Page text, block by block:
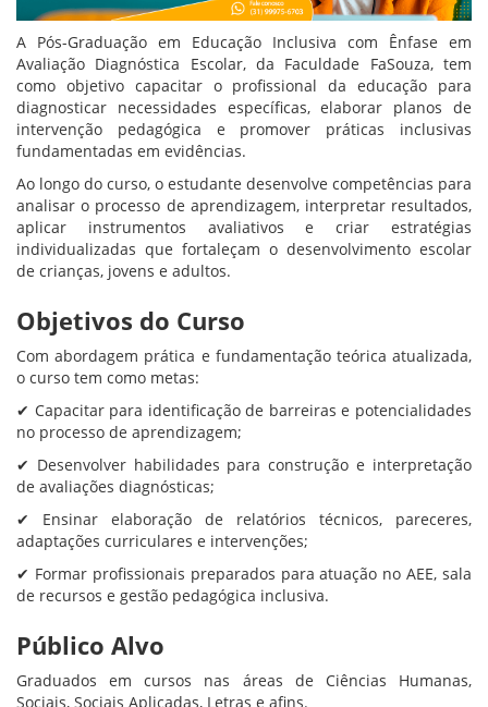
A Pós-Graduação em Educação Inclusiva com Ênfase em
Avaliação Diagnóstica Escolar, da Faculdade FaSouza, tem
como objetivo capacitar o profissional da educação para
diagnosticar necessidades específicas, elaborar planos de
intervenção pedagógica e promover práticas inclusivas
fundamentadas em evidências.
Ao longo do curso, o estudante desenvolve competências para
analisar o processo de aprendizagem, interpretar resultados,
aplicar instrumentos avaliativos e criar estratégias
individualizadas que fortaleçam o desenvolvimento escolar
de crianças, jovens e adultos.
Objetivos do Curso
Com abordagem prática e fundamentação teórica atualizada,
o curso tem como metas:
✔ Capacitar para identificação de barreiras e potencialidades
no processo de aprendizagem;
✔ Desenvolver habilidades para construção e interpretação
de avaliações diagnósticas;
✔ Ensinar elaboração de relatórios técnicos, pareceres,
adaptações curriculares e intervenções;
✔ Formar profissionais preparados para atuação no AEE, sala
de recursos e gestão pedagógica inclusiva.
Público Alvo
Graduados em cursos nas áreas de Ciências Humanas,
Sociais, Sociais Aplicadas, Letras e afins.